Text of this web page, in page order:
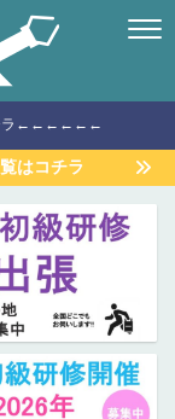
チラ←←←←←←
はコチラ